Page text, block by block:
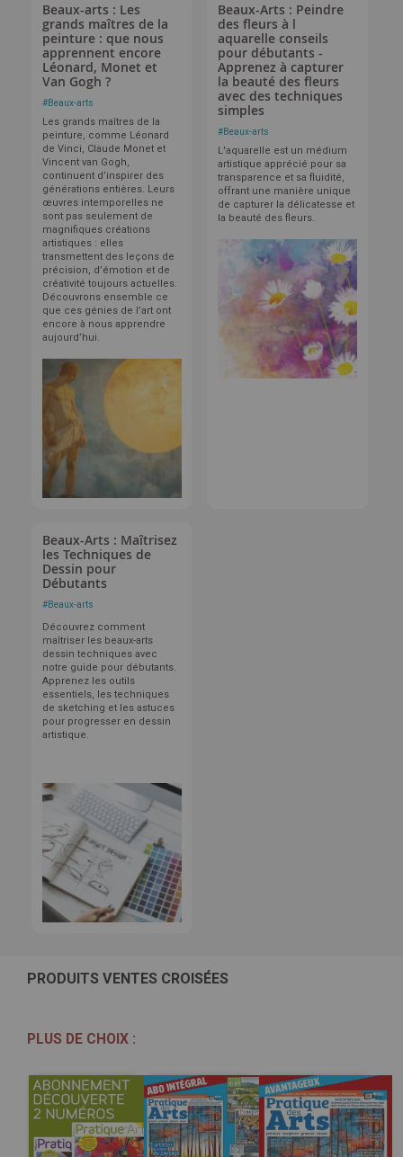
Beaux-arts : Les
grands maîtres de la
peinture : que nous
apprennent encore
Léonard, Monet et
Van Gogh ?
#Beaux-arts
Les grands maîtres de la
peinture, comme Léonard
de Vinci, Claude Monet et
Vincent van Gogh,
continuent d’inspirer des
générations entières. Leurs
œuvres intemporelles ne
sont pas seulement de
magnifiques créations
artistiques : elles
transmettent des leçons de
précision, d’émotion et de
créativité toujours actuelles.
Découvrons ensemble ce
que ces génies de l’art ont
encore à nous apprendre
aujourd’hui.
Beaux-Arts : Peindre
des fleurs à l
aquarelle conseils
pour débutants -
Apprenez à capturer
la beauté des fleurs
avec des techniques
simples
#Beaux-arts
L'aquarelle est un médium
artistique apprécié pour sa
transparence et sa fluidité,
offrant une manière unique
de capturer la délicatesse et
la beauté des fleurs.
Beaux-Arts : Maîtrisez
les Techniques de
Dessin pour
Débutants
#Beaux-arts
Découvrez comment
maîtriser les beaux-arts
dessin techniques avec
notre guide pour débutants.
Apprenez les outils
essentiels, les techniques
de sketching et les astuces
pour progresser en dessin
artistique.
PRODUITS VENTES CROISÉES
PLUS DE CHOIX :